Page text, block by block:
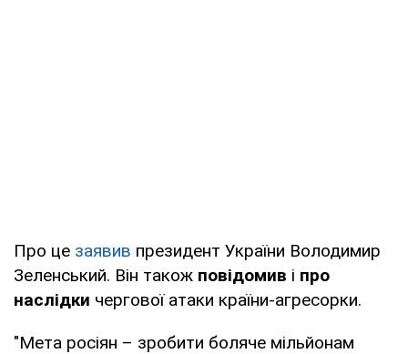
Про це заявив президент України Володимир
Зеленський. Він також повідомив і про
наслідки чергової атаки країни-агресорки.
"Мета росіян – зробити боляче мільйонам